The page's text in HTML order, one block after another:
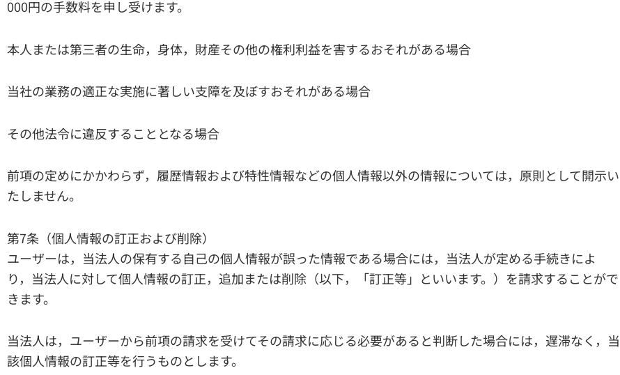
000円の手数料を申し受けます。
本人または第三者の生命，身体，財産その他の権利利益を害するおそれがある場合
当社の業務の適正な実施に著しい支障を及ぼすおそれがある場合
その他法令に違反することとなる場合
前項の定めにかかわらず，履歴情報および特性情報などの個人情報以外の情報については，原則として開示い
たしません。
第7条（個人情報の訂正および削除）
ユーザーは，当法人の保有する自己の個人情報が誤った情報である場合には，当法人が定める手続きによ
り，当法人に対して個人情報の訂正，追加または削除（以下，「訂正等」といいます。）を請求することがで
きます。
当法人は，ユーザーから前項の請求を受けてその請求に応じる必要があると判断した場合には，遅滞なく，当
該個人情報の訂正等を行うものとします。